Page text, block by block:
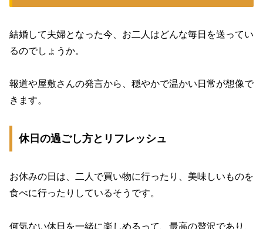
結婚して夫婦となった今、お二人はどんな毎日を送ってい
るのでしょうか。
報道や屋敷さんの発言から、穏やかで温かい日常が想像で
きます。
休日の過ごし方とリフレッシュ
お休みの日は、二人で買い物に行ったり、美味しいものを
食べに行ったりしているそうです。
何気ない休日を一緒に楽しめるって、最高の贅沢であり、